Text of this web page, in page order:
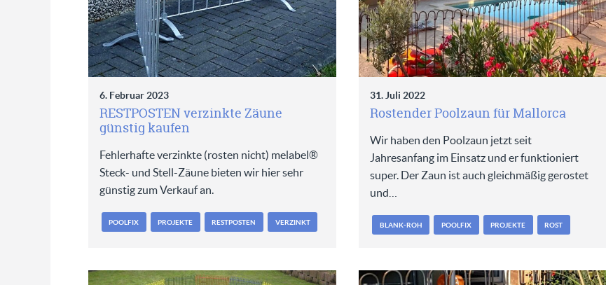
6. Februar 2023
RESTPOSTEN verzinkte Zäune
günstig kaufen
Fehlerhafte verzinkte (rosten nicht) melabel®
Steck- und Stell-Zäune bieten wir hier sehr
günstig zum Verkauf an.
POOLFIX PROJEKTE RESTPOSTEN VERZINKT
31. Juli 2022
Rostender Poolzaun für Mallorca
Wir haben den Poolzaun jetzt seit
Jahresanfang im Einsatz und er funktioniert
super. Der Zaun ist auch gleichmäßig gerostet
und…
BLANK-ROH POOLFIX PROJEKTE ROST